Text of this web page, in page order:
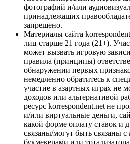
фотографий и/или
принадлежащих
запрещено.
Материалы сайта
лиц старше 21 года (21+).
может вызвать игровую
правила (принципы)
обнаружении первых
немедленно обратитесь к
участие в азартных играх не
доходов или альтернативой
ресурс korrespondent.net не
и/или виртуальные деньги,
какой форме оплату ставок и
связаны/могут быть связаны
букмекерами или